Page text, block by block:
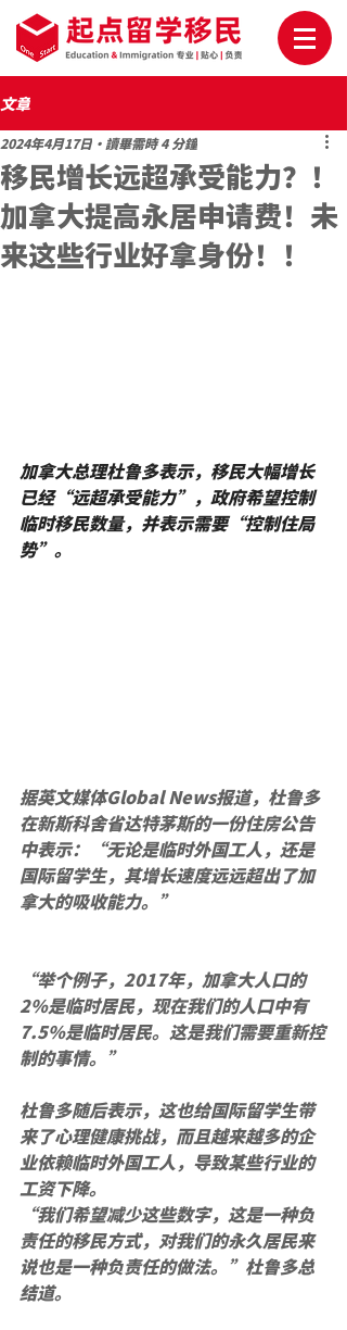
文章
移民增长远超承受能力？！
加拿大提高永居申请费！未
来这些行业好拿身份！！
2024年4月17日 讀畢需時 4 分鐘
加拿大总理杜鲁多表示，移民大幅增长
已经“远超承受能力”，政府希望控制
临时移民数量，并表示需要“控制住局
势”。
据英文媒体Global News报道，杜鲁多
在新斯科舍省达特茅斯的一份住房公告
中表示：“无论是临时外国工人，还是
国际留学生，其增长速度远远超出了加
拿大的吸收能力。”
“举个例子，2017年，加拿大人口的
2%是临时居民，现在我们的人口中有
7.5%是临时居民。这是我们需要重新控
制的事情。”
杜鲁多随后表示，这也给国际留学生带
来了心理健康挑战，而且越来越多的企
业依赖临时外国工人，导致某些行业的
工资下降。
“我们希望减少这些数字，这是一种负
责任的移民方式，对我们的永久居民来
说也是一种负责任的做法。”杜鲁多总
结道。